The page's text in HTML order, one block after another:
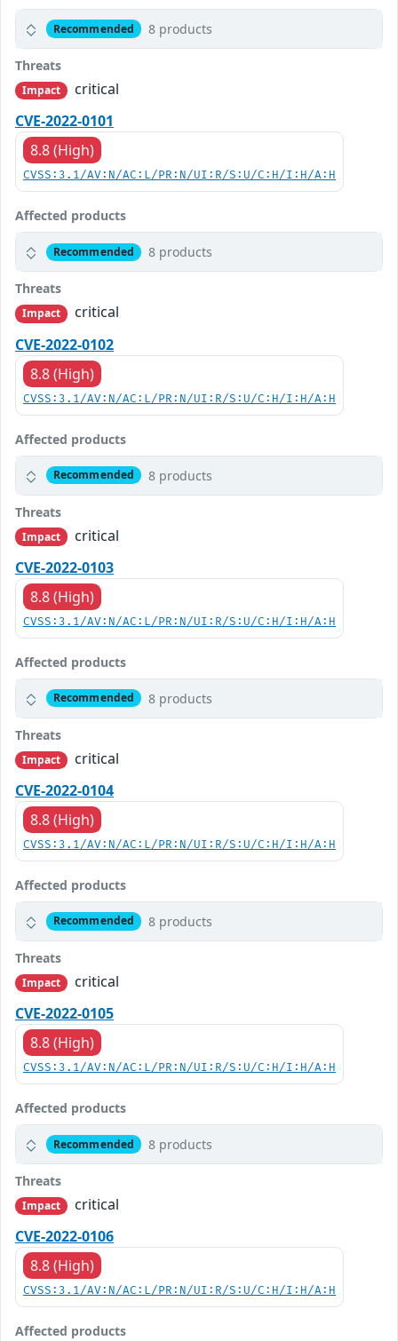
Recommended 8 products
Threats
Impact
critical
CVE-2022-0101
8.8 (High)
CVSS:3.1/AV:N/AC:L/PR:N/UI:R/S:U/C:H/I:H/A:H
Affected products
Recommended 8 products
Threats
Impact
critical
CVE-2022-0102
8.8 (High)
CVSS:3.1/AV:N/AC:L/PR:N/UI:R/S:U/C:H/I:H/A:H
Affected products
Recommended 8 products
Threats
Impact
critical
CVE-2022-0103
8.8 (High)
CVSS:3.1/AV:N/AC:L/PR:N/UI:R/S:U/C:H/I:H/A:H
Affected products
Recommended 8 products
Threats
Impact
critical
CVE-2022-0104
8.8 (High)
CVSS:3.1/AV:N/AC:L/PR:N/UI:R/S:U/C:H/I:H/A:H
Affected products
Recommended 8 products
Threats
Impact
critical
CVE-2022-0105
8.8 (High)
CVSS:3.1/AV:N/AC:L/PR:N/UI:R/S:U/C:H/I:H/A:H
Affected products
Recommended 8 products
Threats
Impact
critical
CVE-2022-0106
8.8 (High)
CVSS:3.1/AV:N/AC:L/PR:N/UI:R/S:U/C:H/I:H/A:H
Affected products